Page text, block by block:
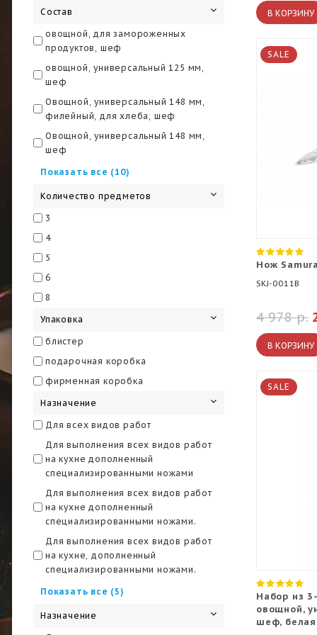
891
398x170x30
398x259x30
420х240х65
425x310x20
430x220x20
435x220x20
Состав
овощной, для замороженных
продуктов, шеф
овощной, универсальный 125 мм,
шеф
Овощной, универсальный 148 мм,
филейный, для хлеба, шеф
Овощной, универсальный 148 мм,
шеф
овощной, универсальный 152 мм,
овощной, универсальный, для
нарезки, для хлеба/для
замороженных продуктов, шеф,
держатель
овощной, универсальный, для
нарезки, шеф, подставка
овощной, универсальный, накири,
овощной, универсальный, слайсер,
шеф
Овощной, универсальный,
Овощной, универсальный,
филейный, для хлеба, шеф, мусат,
ножницы, подставка
овощной, универсальный, шеф
овощной, универсальный, шеф,
подставка
Показать все (10)
Количество предметов
3
4
5
6
8
Упаковка
блистер
подарочная коробка
фирменная коробка
Назначение
Для всех видов работ
Для выполнения всех видов работ
на кухне дополненный
специализированными ножами
Для выполнения всех видов работ
на кухне дополненный
специализированными ножами.
Для выполнения всех видов работ
на кухне, дополненный
специализированными ножами.
Для кухни
Показать все (5)
Назначение
В КОРЗИНУ
SALE
Нож
SKJ-0011B
4 978 р.
В КОРЗИНУ
SALE
Набор из
овощной,
шеф, белая